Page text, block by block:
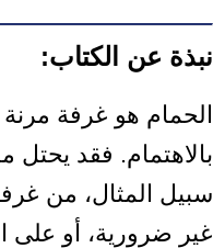
نبذة عن الكتاب:
الحمام هو غرفة
بالاهتمام. فقد
سبيل المثال، من
غير ضرورية، أو على